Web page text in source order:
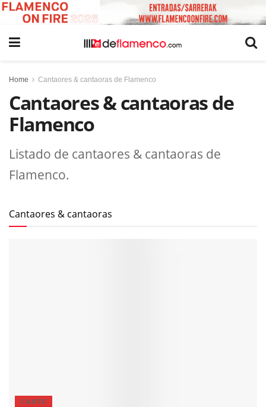
Home Cantaores & cantaoras de Flamenco
Cantaores & cantaoras de
Flamenco
Listado de cantaores & cantaoras de
Flamenco.
Cantaores & cantaoras
CANTE